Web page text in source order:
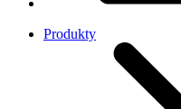
Produkty